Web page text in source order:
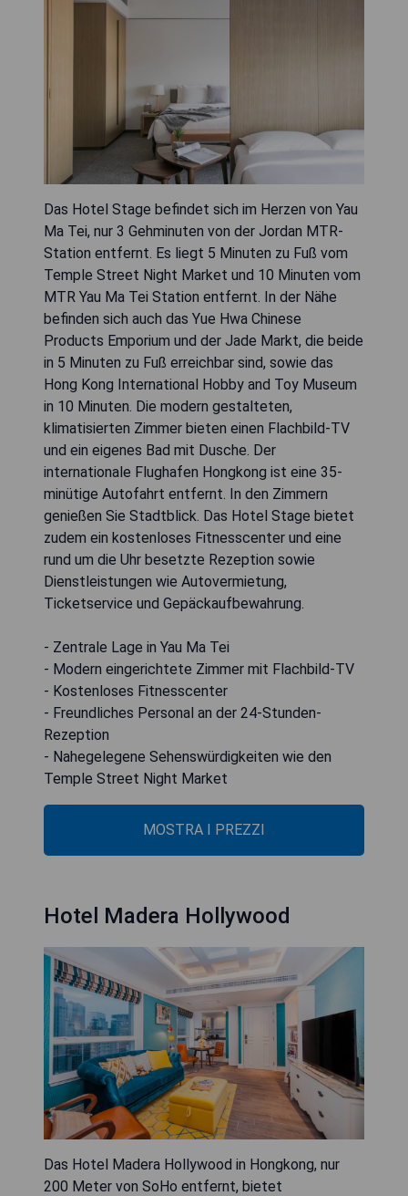
Das Hotel Stage befindet sich im Herzen von Yau
Ma Tei, nur 3 Gehminuten von der Jordan MTR-
Station entfernt. Es liegt 5 Minuten zu Fuß vom
Temple Street Night Market und 10 Minuten vom
MTR Yau Ma Tei Station entfernt. In der Nähe
befinden sich auch das Yue Hwa Chinese
Products Emporium und der Jade Markt, die beide
in 5 Minuten zu Fuß erreichbar sind, sowie das
Hong Kong International Hobby and Toy Museum
in 10 Minuten. Die modern gestalteten,
klimatisierten Zimmer bieten einen Flachbild-TV
und ein eigenes Bad mit Dusche. Der
internationale Flughafen Hongkong ist eine 35-
minütige Autofahrt entfernt. In den Zimmern
genießen Sie Stadtblick. Das Hotel Stage bietet
zudem ein kostenloses Fitnesscenter und eine
rund um die Uhr besetzte Rezeption sowie
Dienstleistungen wie Autovermietung,
Ticketservice und Gepäckaufbewahrung.
- Zentrale Lage in Yau Ma Tei
- Modern eingerichtete Zimmer mit Flachbild-TV
- Kostenloses Fitnesscenter
- Freundliches Personal an der 24-Stunden-
Rezeption
- Nahegelegene Sehenswürdigkeiten wie den
Temple Street Night Market
MOSTRA I PREZZI
Hotel Madera Hollywood
Das Hotel Madera Hollywood in Hongkong, nur
200 Meter von SoHo entfernt, bietet